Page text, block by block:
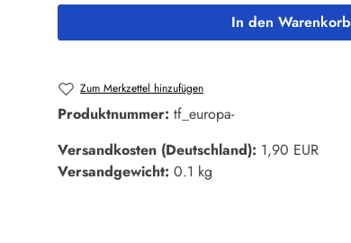
In den Warenkorb
Zum Merkzettel hinzufügen
Produktnummer: tf_europa-
Versandkosten (Deutschland): 1,90 EUR
Versandgewicht: 0.1 kg